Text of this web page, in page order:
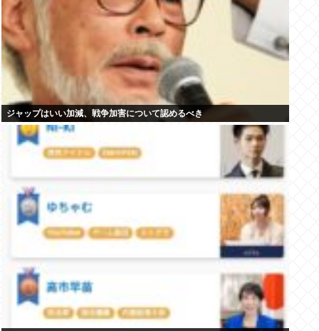
ジャップはいい加減、戦争加害について認めるべき